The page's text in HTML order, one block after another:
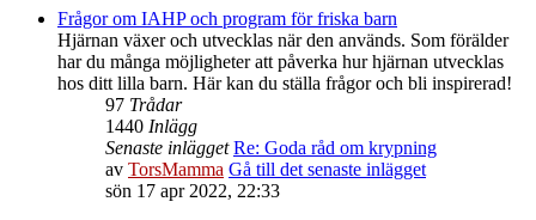
Frågor om IAHP och program för friska barn
Hjärnan växer och utvecklas när den används. Som förälder
har du många möjligheter att påverka hur hjärnan utvecklas
hos ditt lilla barn. Här kan du ställa frågor och bli inspirerad!
97 Trådar
1440 Inlägg
Senaste inlägget Re: Goda råd om krypning
av TorsMamma Gå till det senaste inlägget
sön 17 apr 2022, 22:33